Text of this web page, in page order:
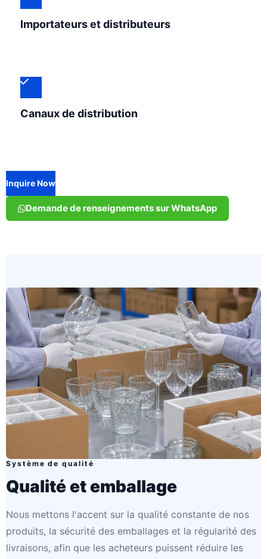
Importateurs et distributeurs
Canaux de distribution
Inquire Now
Demande de renseignements sur WhatsApp
Système de qualité
Qualité et emballage
Nous mettons l'accent sur la qualité constante de nos
produits, la sécurité des emballages et la régularité des
livraisons, afin que les acheteurs puissent réduire les